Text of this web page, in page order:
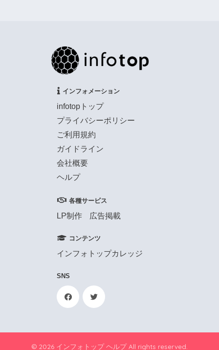
インフォメーション
infotopトップ
プライバシーポリシー
ご利用規約
ガイドライン
会社概要
ヘルプ
各種サービス
LP制作 広告掲載
コンテンツ
インフォトップカレッジ
SNS
© 2026 インフォトップ ヘルプ All rights reserved.